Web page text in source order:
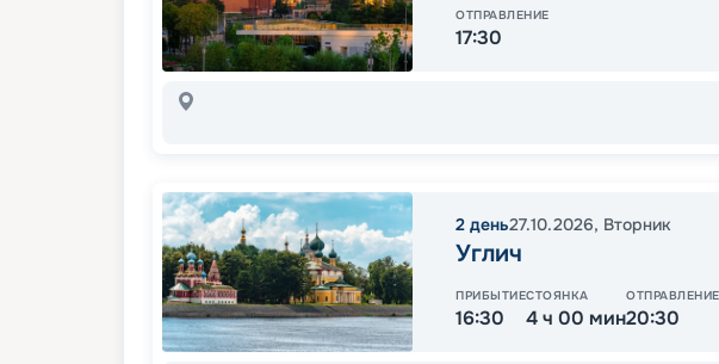
ОТПРАВЛЕНИЕ
17:30
2 день27.10.2026, Вторник
Углич
ПРИБЫТИЕ
16:30
СТОЯНКА
4 ч 00 мин
ОТПРАВЛЕНИЕ
20:30